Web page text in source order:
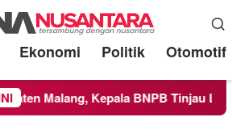
Ekonomi Politik Otomotif
BNPB Tinjau Langsung Lokasi